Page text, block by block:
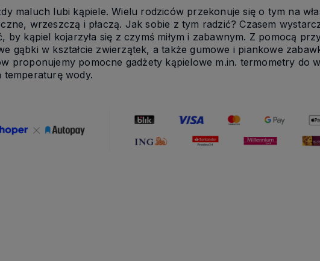
maluch lubi kąpiele. Wielu rodziców przekonuje się o tym na
wrzeszczą i płaczą. Jak sobie z tym radzić? Czasem
by kąpiel kojarzyła się z czymś miłym i zabawnym. Z pomocą
gąbki w kształcie zwierzątek, a także gumowe i piankowe
proponujemy pomocne gadżety kąpielowe m.in. termometry do
temperaturę wody.